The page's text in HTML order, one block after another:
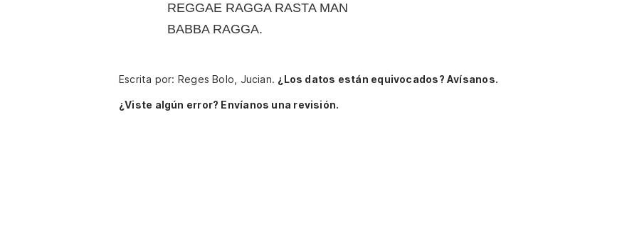
REGGAE RAGGA RASTA MAN
BABBA RAGGA.
Escrita por: Reges Bolo, Jucian. ¿Los datos están equivocados? Avísanos.
¿Viste algún error? Envíanos una revisión.